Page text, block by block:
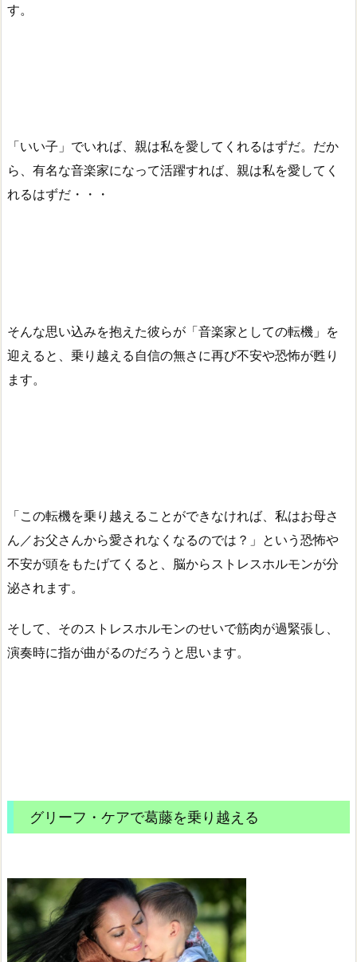
す。
「いい子」でいれば、親は私を愛してくれるはずだ。だか
ら、有名な音楽家になって活躍すれば、親は私を愛してく
れるはずだ・・・
そんな思い込みを抱えた彼らが「音楽家としての転機」を
迎えると、乗り越える自信の無さに再び不安や恐怖が甦り
ます。
「この転機を乗り越えることができなければ、私はお母さ
ん／お父さんから愛されなくなるのでは？」という恐怖や
不安が頭をもたげてくると、脳からストレスホルモンが分
泌されます。
そして、そのストレスホルモンのせいで筋肉が過緊張し、
演奏時に指が曲がるのだろうと思います。
グリーフ・ケアで葛藤を乗り越える